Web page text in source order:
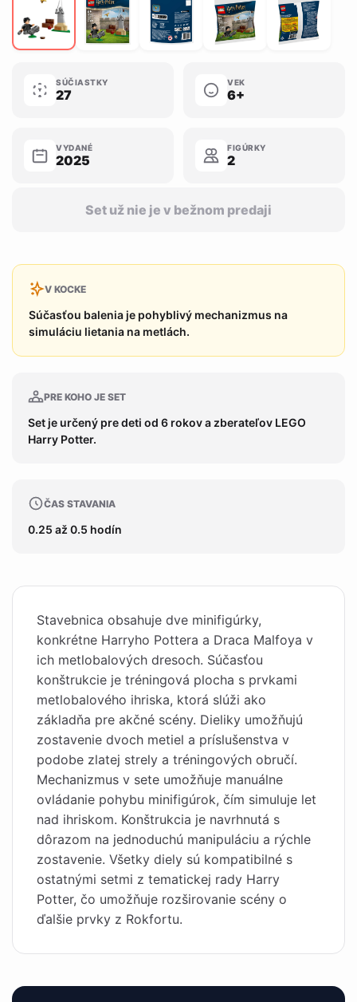
SÚČIASTKY
27
VEK
6+
VYDANÉ
2025
FIGÚRKY
2
Set už nie je v bežnom predaji
V KOCKE
Súčasťou balenia je pohyblivý mechanizmus na
simuláciu lietania na metlách.
PRE KOHO JE SET
Set je určený pre deti od 6 rokov a zberateľov LEGO
Harry Potter.
ČAS STAVANIA
0.25 až 0.5 hodín
Stavebnica obsahuje dve minifigúrky,
konkrétne Harryho Pottera a Draca Malfoya v
ich metlobalových dresoch. Súčasťou
konštrukcie je tréningová plocha s prvkami
metlobalového ihriska, ktorá slúži ako
základňa pre akčné scény. Dieliky umožňujú
zostavenie dvoch metiel a príslušenstva v
podobe zlatej strely a tréningových obručí.
Mechanizmus v sete umožňuje manuálne
ovládanie pohybu minifigúrok, čím simuluje let
nad ihriskom. Konštrukcia je navrhnutá s
dôrazom na jednoduchú manipuláciu a rýchle
zostavenie. Všetky diely sú kompatibilné s
ostatnými setmi z tematickej rady Harry
Potter, čo umožňuje rozširovanie scény o
ďalšie prvky z Rokfortu.